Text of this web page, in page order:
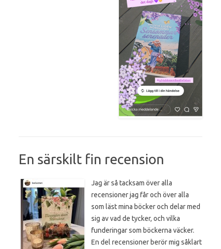
En särskilt fin recension
Jag är så tacksam över alla
recensioner jag får och över alla
som läst mina böcker och delar med
sig av vad de tycker, och vilka
funderingar som böckerna väcker.
En del recensioner berör mig såklart